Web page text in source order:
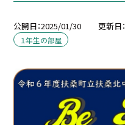
公開日 2025/01/30 更新日
１年生の部屋